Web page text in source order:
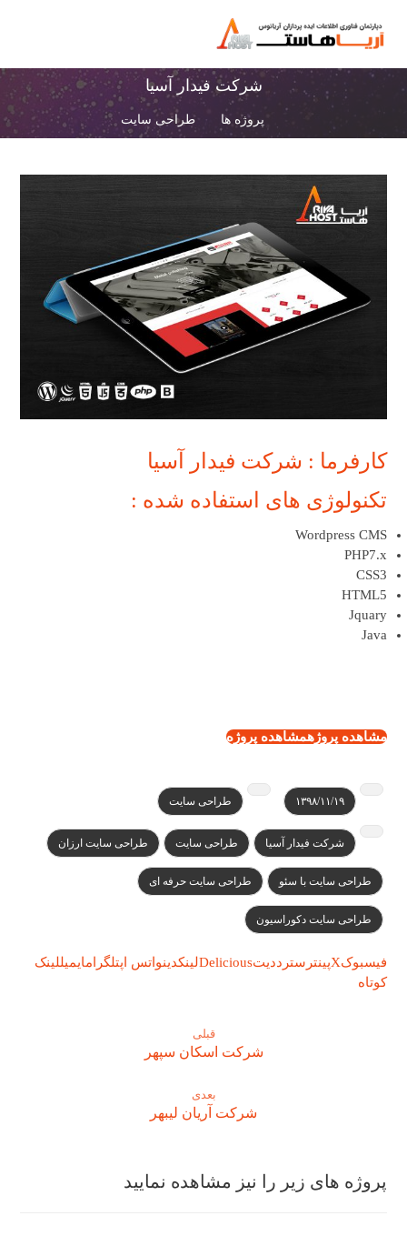
شرکت فیدار آسیا
پروژه ها طراحی سایت
کارفرما : شرکت فیدار آسیا
تکنولوژی های استفاده شده :
Wordpress CMS
PHP7.x
CSS3
HTML5
Jquary
Java
مشاهده پروژهمشاهده پروژه
۱۳۹۸/۱۱/۱۹ طراحی سایت
شرکت فیدار آسیا طراحی سایت طراحی سایت ارزان
طراحی سایت با سئو طراحی سایت حرفه ای
طراحی سایت دکوراسیون
فیسبوکXپینترسترددیتDeliciousلینکدینواتس اپتلگرامایمیللینک
کوتاه
قبلی
شرکت اسکان سپهر
بعدی
شرکت آریان لیبهر
پروژه های زیر را نیز مشاهده نمایید